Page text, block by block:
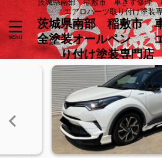
エアロパーツ取り付け塗
茨城県南部 稲敷市
全塗装オールペン
り付け塗装専門